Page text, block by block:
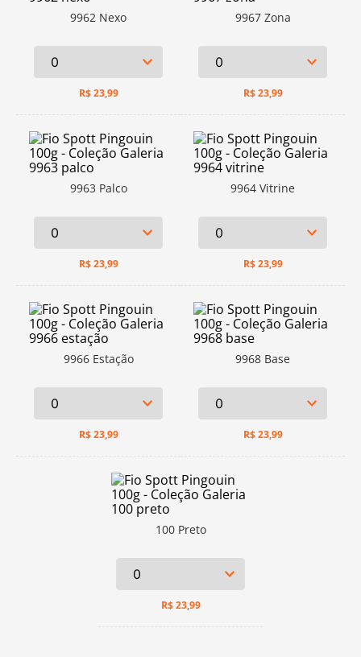
9962 Nexo
R$23,99
9967 Zona
R$23,99
9963 Palco
R$23,99
9964 Vitrine
R$23,99
9966 Estação
R$23,99
9968 Base
R$23,99
100 Preto
R$23,99